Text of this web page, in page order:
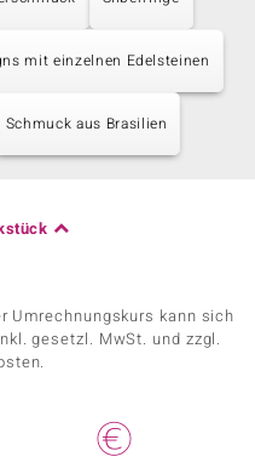
mit einzelnen Edelsteinen
Schmuck aus Brasilien
Umrechnungskurs kann sich
gesetzl. MwSt. und zzgl.